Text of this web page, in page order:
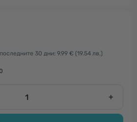
30 дни: 9.99 € (19.54 лв.)
+